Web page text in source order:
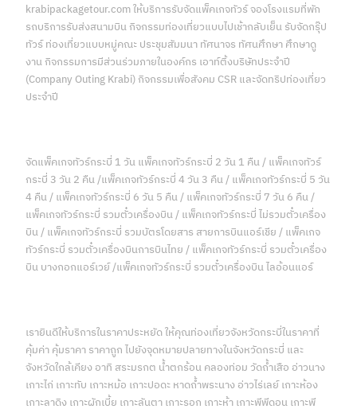
krabipackagetour.com ให้บริการรับจัดแพ็คเกจทัวร์ จองโรงแรมที่พัก
รถบริการรับส่งสนามบิน กิจกรรมท่องเที่ยวแบบไปเช้ากลับเย็น รับจัดกรุ๊ป
ทัวร์ ท่องเที่ยวแบบหมู่คณะ ประชุมสัมมนา ทัศนาจร ทัศนศึกษา ศึกษาดู
งาน กิจกรรมการมีส่วนร่วมภายในองค์กร เอาท์ติ้งบริษัทประจำปี
(Company Outing Krabi) กิจกรรมเพื่อสังคม CSR และจัดทริปท่องเที่ยว
ประจำปี
จัดแพ็คเกจทัวร์กระบี่ 1 วัน แพ็คเกจทัวร์กระบี่ 2 วัน 1 คืน / แพ็คเกจทัวร์
กระบี่ 3 วัน 2 คืน /แพ็คเกจทัวร์กระบี่ 4 วัน 3 คืน / แพ็คเกจทัวร์กระบี่ 5 วัน
4 คืน / แพ็คเกจทัวร์กระบี่ 6 วัน 5 คืน / แพ็คเกจทัวร์กระบี่ 7 วัน 6 คืน /
แพ็คเกจทัวร์กระบี่ รวมตั๋วเครื่องบิน / แพ็คเกจทัวร์กระบี่ ไม่รวมตั๋วเครื่อง
บิน / แพ็คเกจทัวร์กระบี่ รวมบัตรโดยสาร สายการบินแอร์เชีย / แพ็คเกจ
ทัวร์กระบี่ รวมตั๋วเครื่องบินการบินไทย / แพ็คเกจทัวร์กระบี่ รวมตั๋วเครื่อง
บิน บางกอกแอร์เวย์ /แพ็คเกจทัวร์กระบี่ รวมตั๋วเครื่องบิน ไลอ้อนแอร์
เรายินดีให้บริการในราคาประหยัด ให้คุณท่องเที่ยวจังหวัดกระบี่ในราคาที่
คุ้มค่า คุ้มราคา ราคาถูก ไปยังจุดหมายปลายทางในจังหวัดกระบี่ และ
จังหวัดใกล้เคียง อาทิ สระมรกต น้ำตกร้อน คลองท่อม วัดถ้ำเสือ อ่าวนาง
เกาะไก่ เกาะทับ เกาะหม้อ เกาะปอดะ หาดถ้ำพระนาง อ่าวไร่เลย์ เกาะห้อง
เกาะลาดิง เกาะผักเบี้ย เกาะลันตา เกาะรอก เกาะห้า เกาะพีพีดอน เกาะพี